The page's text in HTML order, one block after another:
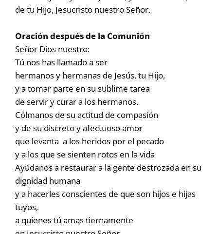
de tu Hijo, Jesucristo nuestro Señor.
Oración después de la Comunión
Señor Dios nuestro:
Tú nos has llamado a ser
hermanos y hermanas de Jesús, tu Hijo,
y a tomar parte en su sublime tarea
de servir y curar a los hermanos.
Cólmanos de su actitud de compasión
y de su discreto y afectuoso amor
que levanta a los heridos por el pecado
y a los que se sienten rotos en la vida
Ayúdanos a restaurar a la gente destrozada en su
dignidad humana
y a hacerles conscientes de que son hijos e hijas
tuyos,
a quienes tú amas tiernamente